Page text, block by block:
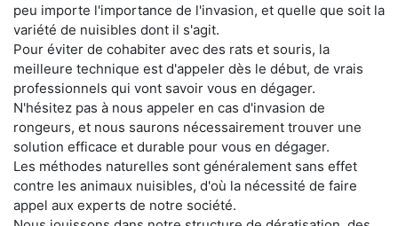
peu importe l'importance de l'invasion, et quelle que soit la
variété de nuisibles dont il s'agit.
Pour éviter de cohabiter avec des rats et souris, la
meilleure technique est d'appeler dès le début, de vrais
professionnels qui vont savoir vous en dégager.
N'hésitez pas à nous appeler en cas d'invasion de
rongeurs, et nous saurons nécessairement trouver une
solution efficace et durable pour vous en dégager.
Les méthodes naturelles sont généralement sans effet
contre les animaux nuisibles, d'où la nécessité de faire
appel aux experts de notre société.